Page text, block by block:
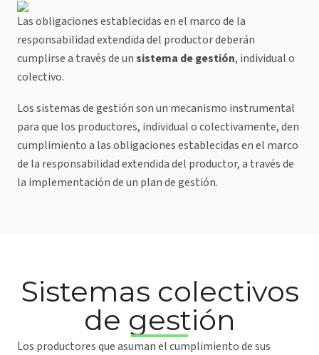
Las obligaciones establecidas en el marco de la
responsabilidad extendida del productor deberán
cumplirse a través de unsistema de gestión, individual o
colectivo.
Los sistemas de gestión son un mecanismo instrumental
para que los productores, individual o colectivamente, den
cumplimiento a las obligaciones establecidas en el marco
de la responsabilidad extendida del productor, a través de
la implementación de un plan de gestión.
Sistemas colectivos
de gestión
Los productores que asuman el cumplimiento de sus